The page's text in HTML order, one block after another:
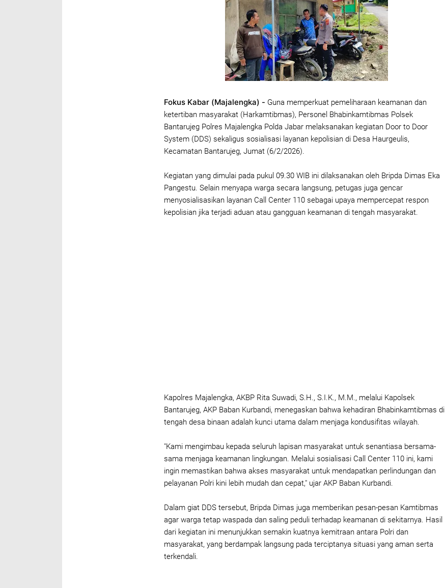
Fokus Kabar (Majalengka) - Guna memperkuat pemeliharaan keamanan dan
ketertiban masyarakat (Harkamtibmas), Personel Bhabinkamtibmas Polsek
Bantarujeg Polres Majalengka Polda Jabar melaksanakan kegiatan Door to Door
System (DDS) sekaligus sosialisasi layanan kepolisian di Desa Haurgeulis,
Kecamatan Bantarujeg, Jumat (6/2/2026).
Kegiatan yang dimulai pada pukul 09.30 WIB ini dilaksanakan oleh Bripda Dimas Eka
Pangestu. Selain menyapa warga secara langsung, petugas juga gencar
menyosialisasikan layanan Call Center 110 sebagai upaya mempercepat respon
kepolisian jika terjadi aduan atau gangguan keamanan di tengah masyarakat.
Kapolres Majalengka, AKBP Rita Suwadi, S.H., S.I.K., M.M., melalui Kapolsek
Bantarujeg, AKP Baban Kurbandi, menegaskan bahwa kehadiran Bhabinkamtibmas di
tengah desa binaan adalah kunci utama dalam menjaga kondusifitas wilayah.
"Kami mengimbau kepada seluruh lapisan masyarakat untuk senantiasa bersama-
sama menjaga keamanan lingkungan. Melalui sosialisasi Call Center 110 ini, kami
ingin memastikan bahwa akses masyarakat untuk mendapatkan perlindungan dan
pelayanan Polri kini lebih mudah dan cepat," ujar AKP Baban Kurbandi.
Dalam giat DDS tersebut, Bripda Dimas juga memberikan pesan-pesan Kamtibmas
agar warga tetap waspada dan saling peduli terhadap keamanan di sekitarnya. Hasil
dari kegiatan ini menunjukkan semakin kuatnya kemitraan antara Polri dan
masyarakat, yang berdampak langsung pada terciptanya situasi yang aman serta
terkendali.